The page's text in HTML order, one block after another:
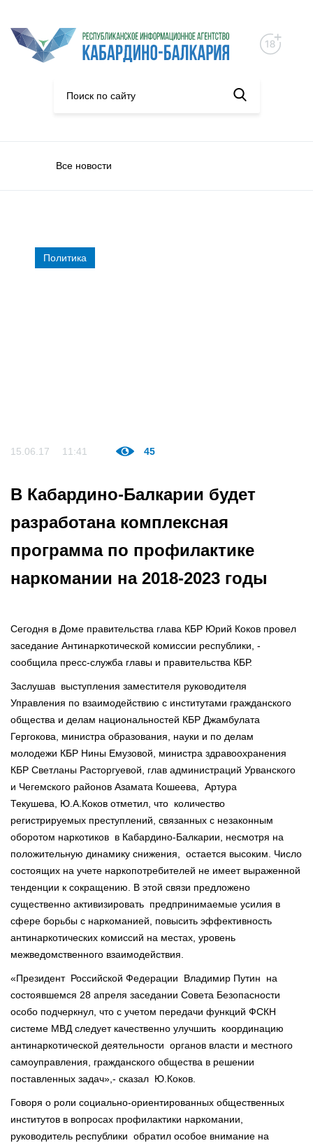
Все новости
Политика
15.06.17 11:41 45
В Кабардино-Балкарии будет
разработана комплексная
программа по профилактике
наркомании на 2018-2023 годы
Сегодня в Доме правительства глава КБР Юрий Коков провел
заседание Антинаркотической комиссии республики, -
сообщила пресс-служба главы и правительства КБР.
Заслушав выступления заместителя руководителя
Управления по взаимодействию с институтами гражданского
общества и делам национальностей КБР Джамбулата
Гергокова, министра образования, науки и по делам
молодежи КБР Нины Емузовой, министра здравоохранения
КБР Светланы Расторгуевой, глав администраций Урванского
и Чегемского районов Азамата Кошеева, Артура
Текушева, Ю.А.Коков отметил, что количество
регистрируемых преступлений, связанных с незаконным
оборотом наркотиков в Кабардино-Балкарии, несмотря на
положительную динамику снижения, остается высоким. Число
состоящих на учете наркопотребителей не имеет выраженной
тенденции к сокращению. В этой связи предложено
существенно активизировать предпринимаемые усилия в
сфере борьбы с наркоманией, повысить эффективность
антинаркотических комиссий на местах, уровень
межведомственного взаимодействия.
«Президент Российской Федерации Владимир Путин на
состоявшемся 28 апреля заседании Совета Безопасности
особо подчеркнул, что с учетом передачи функций ФСКН
системе МВД следует качественно улучшить координацию
антинаркотической деятельности органов власти и местного
самоуправления, гражданского общества в решении
поставленных задач»,- сказал Ю.Коков.
Говоря о роли социально-ориентированных общественных
институтов в вопросах профилактики наркомании,
руководитель республики обратил особое внимание на